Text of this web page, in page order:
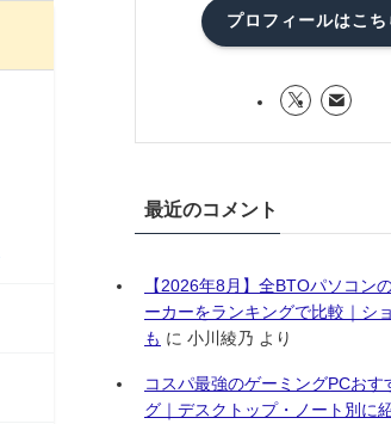
プロフィールはこち
最近のコメント
【2026年8月】全BTOパソコン
ーカーをランキングで比較｜シ
も に 小川綾乃 より
コスパ最強のゲーミングPCおす
グ｜デスクトップ・ノート別に